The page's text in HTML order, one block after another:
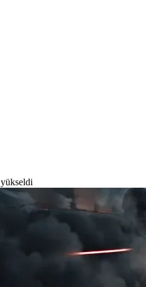
yükseldi